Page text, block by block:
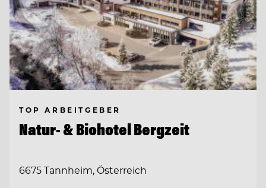
TOP ARBEITGEBER
Natur- & Biohotel Bergzeit
6675 Tannheim, Österreich